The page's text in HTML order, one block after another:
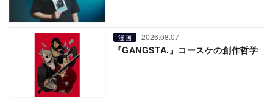
漫画 2026.08.07
『GANGSTA.』コースケの創作哲学